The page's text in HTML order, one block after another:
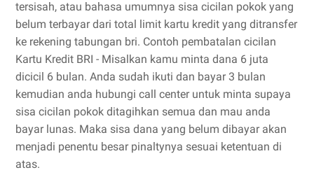
tersisah, atau bahasa umumnya sisa cicilan pokok yang
belum terbayar dari total limit kartu kredit yang ditransfer
ke rekening tabungan bri. Contoh pembatalan cicilan
Kartu Kredit BRI - Misalkan kamu minta dana 6 juta
dicicil 6 bulan. Anda sudah ikuti dan bayar 3 bulan
kemudian anda hubungi call center untuk minta supaya
sisa cicilan pokok ditagihkan semua dan mau anda
bayar lunas. Maka sisa dana yang belum dibayar akan
menjadi penentu besar pinaltynya sesuai ketentuan di
atas.